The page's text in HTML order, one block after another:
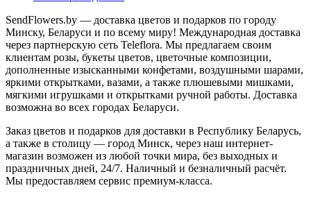
SendFlowers.by — доставка цветов и подарков по городу
Минску, Беларуси и по всему миру! Международная доставка
через партнерскую сеть Teleflora. Мы предлагаем своим
клиентам розы, букеты цветов, цветочные композиции,
дополненные изысканными конфетами, воздушными шарами,
яркими открытками, вазами, а также плюшевыми мишками,
мягкими игрушками и открытками ручной работы. Доставка
возможна во всех городах Беларуси.
Заказ цветов и подарков для доставки в Республику Беларусь,
а также в столицу — город Минск, через наш интернет-
магазин возможен из любой точки мира, без выходных и
праздничных дней, 24/7. Наличный и безналичный расчёт.
Мы предоставляем сервис премиум-класса.